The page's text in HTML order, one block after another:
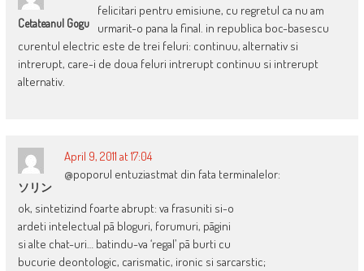
Cetateanul Gogu
felicitari pentru emisiune, cu regretul ca nu am
urmarit-o pana la final. in republica boc-basescu
curentul electric este de trei feluri: continuu, alternativ si
intrerupt, care-i de doua feluri intrerupt continuu si intrerupt
alternativ.
ソリン
April 9, 2011 at 17:04
@poporul entuziastmat din fata terminalelor:
ok, sintetizind foarte abrupt: va frasuniti si-o
ardeti intelectual pã bloguri, forumuri, pãgini
si alte chat-uri… batindu-va ‘regal’ pã burti cu
bucurie deontologic, carismatic, ironic si sarcarstic;